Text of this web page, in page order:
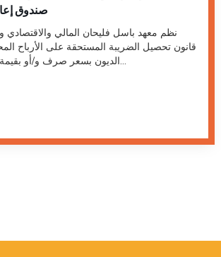
صندوق
نظم معهد باسل فليحان المالي والاقتصادي
قانون تحصيل الضريبة المستحقة على الأرباح
الديون بسعر صرف و/أو بقيمة مختلفة عن القيم...